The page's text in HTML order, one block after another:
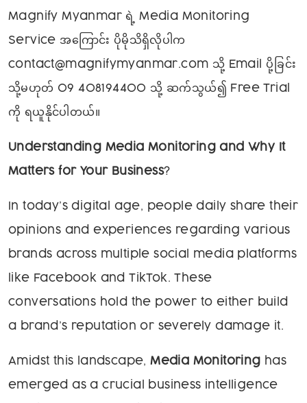
Magnify Myanmar ရဲ့ Media Monitoring
Service အကြောင်း ပိုမိုသိရှိလိုပါက
contact@magnifymyanmar.com သို့ Email ပို့ခြင်း
သို့မဟုတ် 09 408194400 သို့ ဆက်သွယ်၍ Free Trial
ကို ရယူနိုင်ပါတယ်။
Understanding Media Monitoring and Why It
Matters for Your Business?
In today’s digital age, people daily share their
opinions and experiences regarding various
brands across multiple social media platforms
like Facebook and TikTok. These
conversations hold the power to either build
a brand’s reputation or severely damage it.
Amidst this landscape,Media Monitoring has
emerged as a crucial business intelligence